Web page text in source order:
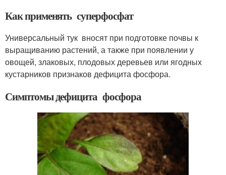
Как применять суперфосфат
Универсальный тук вносят при подготовке почвы к
выращиванию растений, а также при появлении у
овощей, злаковых, плодовых деревьев или ягодных
кустарников признаков дефицита фосфора.
Симптомы дефицита фосфора